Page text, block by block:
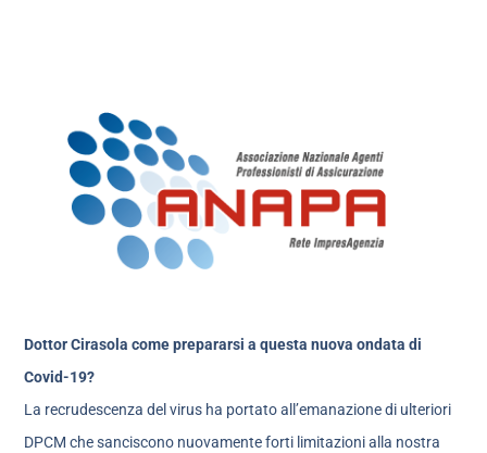
Dottor Cirasola come prepararsi a questa nuova ondata di
Covid-19?
La recrudescenza del virus ha portato all’emanazione di ulteriori
DPCM che sanciscono nuovamente forti limitazioni alla nostra